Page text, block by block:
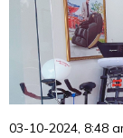
03-10-2024, 8:48